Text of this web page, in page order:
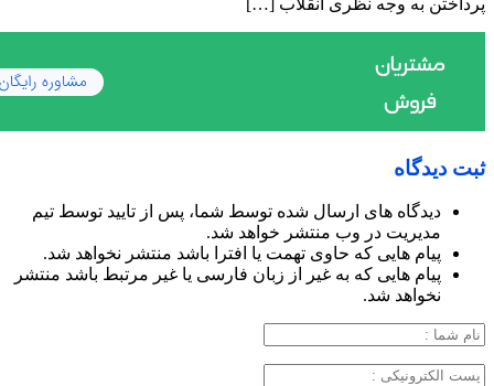
پرداختن به وجه نظری انقلاب […]
ثبت دیدگاه
دیدگاه های ارسال شده توسط شما، پس از تایید توسط تیم
مدیریت در وب منتشر خواهد شد.
پیام هایی که حاوی تهمت یا افترا باشد منتشر نخواهد شد.
پیام هایی که به غیر از زبان فارسی یا غیر مرتبط باشد منتشر
نخواهد شد.